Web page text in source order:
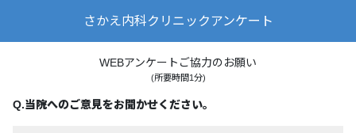
さかえ内科クリニックアンケート
WEBアンケートご協力のお願い
(所要時間1分)
Q.当院へのご意見をお聞かせください。